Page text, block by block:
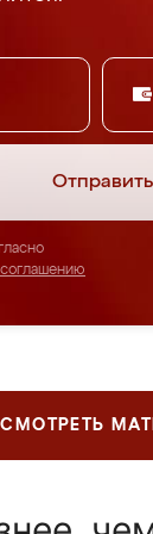
Отправить
соглашению